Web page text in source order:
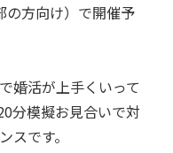
の方向け）で開催予
婚活が上手くいって
分模擬お見合いで対
です。